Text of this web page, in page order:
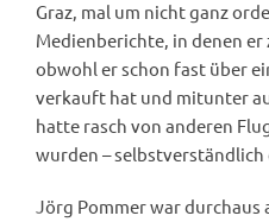
Graz, mal um nicht ganz
Medienberichte, in denen er
obwohl er schon fast über
verkauft hat und mitunter
hatte rasch von anderen
wurden –
Jörg Pommer war